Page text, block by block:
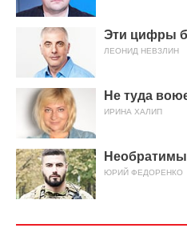
Эти цифры
ЛЕОНИД НЕВЗЛИН
Не туда
ИРИНА ХАЛИП
ЮРИЙ ФЕДОРЕНКО